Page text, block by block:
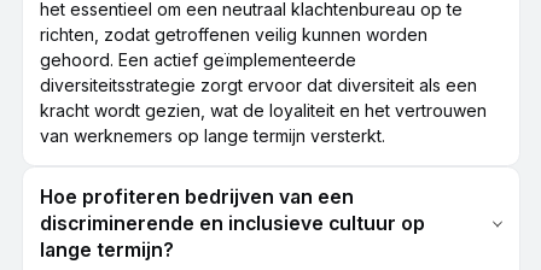
het essentieel om een neutraal klachtenbureau op te
richten, zodat getroffenen veilig kunnen worden
gehoord. Een actief geïmplementeerde
diversiteitsstrategie zorgt ervoor dat diversiteit als een
kracht wordt gezien, wat de loyaliteit en het vertrouwen
van werknemers op lange termijn versterkt.
Hoe profiteren bedrijven van een
discriminerende en inclusieve cultuur op
lange termijn?